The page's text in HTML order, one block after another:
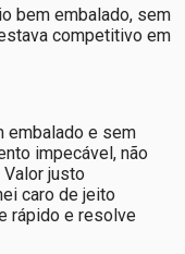
bem embalado, sem
competitivo em
embalado e sem
impecável, não
justo
caro de jeito
rápido e resolve